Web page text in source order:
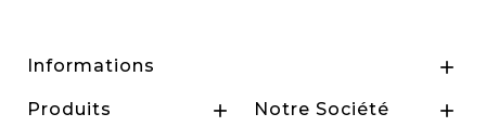
Informations 
Produits  Notre Société 